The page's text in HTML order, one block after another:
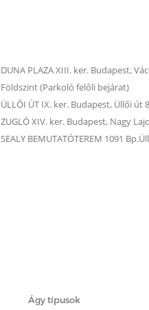
DUNA PLAZA XIII. ker. Budapest,
Földszint (Parkoló felőli bejárat)
ÜLLŐI ÚT IX. ker. Budapest, Üllői út
ZUGLÓ XIV. ker. Budapest, Nagy
SEALY BEMUTATÓTEREM 1091
Ágy típusok